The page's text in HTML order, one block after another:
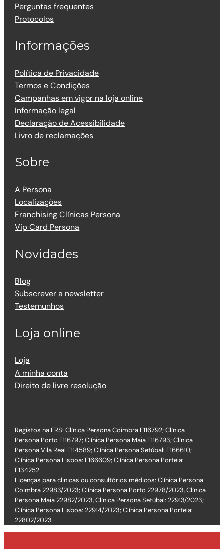
Perguntas frequentes
Protocolos
Informações
Política de Privacidade
Termos e Condições
Campanhas em vigor na loja online
Informação legal
Declaração de Acessibilidade
Livro de reclamações
Sobre
A Persona
Localizações
Franchising Clínicas Persona
Vip Card Persona
Novidades
Blog
Subscrever a newsletter
Testemunhos
Loja online
Loja
A minha conta
Direito de livre resolução
Registos na ERS: Clínica Persona Coimbra E116792; Clínica
Persona Porto E116797; Clínica Persona Maia E116793; Clínica
Persona Vila Real E114589; Clínica Persona Setúbal: E166610;
Clínica Persona Lisboa: E166609; Clínica Persona Portela:
E134252
Licenças para clinicas ou consultórios médicos: Clínica Persona
Coimbra 22983/2023; Clínica Persona Porto 22978/2023, Clínica
Persona Maia 22982/2023, Clínica Persona Setúbal: 22913/2023;
Clínica Persona Lisboa: 22914/2023; Clínica Persona Portela:
22802/2023